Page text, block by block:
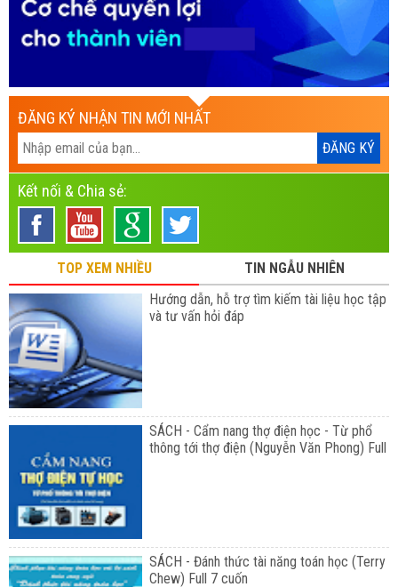
ĐĂNG KÝ NHẬN TIN MỚI NHẤT
Kết nối & Chia sẻ:
TOP XEM NHIỀU
TIN NGẪU NHIÊN
Hướng dẫn, hỗ trợ tìm kiếm tài liệu học tập
và tư vấn hỏi đáp
SÁCH - Cẩm nang thợ điện học - Từ phổ
thông tới thợ điện (Nguyễn Văn Phong) Full
SÁCH - Đánh thức tài năng toán học (Terry
Chew) Full 7 cuốn